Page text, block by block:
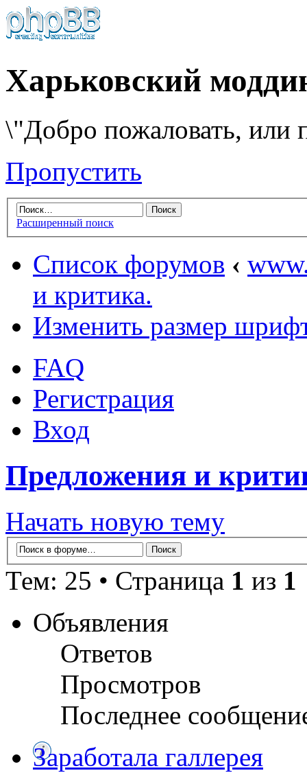
Харьковский
\"Добро пожаловать, или
Пропустить
Расширенный поиск
Список форумов ‹
и критика.
Изменить размер
FAQ
Регистрация
Вход
Предложения и
Начать новую тему
Тем: 25 • Страница 1 из 1
Объявления
Ответов
Просмотров
Последнее
Заработала галлерея